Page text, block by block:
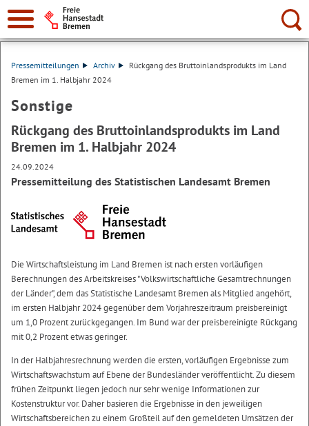
Suche:
Pressemitteilungen Archiv
Rückgang des Bruttoinlandsprodukts im Land
Bremen im 1. Halbjahr 2024
Sonstige
Rückgang des Bruttoinlandsprodukts im Land
Bremen im 1. Halbjahr 2024
24.09.2024
Pressemitteilung des Statistischen Landesamt Bremen
Die Wirtschaftsleistung im Land Bremen ist nach ersten vorläufigen
Berechnungen des Arbeitskreises "Volkswirtschaftliche Gesamtrechnungen
der Länder", dem das Statistische Landesamt Bremen als Mitglied angehört,
im ersten Halbjahr 2024 gegenüber dem Vorjahreszeitraum preisbereinigt
um 1,0 Prozent zurückgegangen. Im Bund war der preisbereinigte Rückgang
mit 0,2 Prozent etwas geringer.
In der Halbjahresrechnung werden die ersten, vorläufigen Ergebnisse zum
Wirtschaftswachstum auf Ebene der Bundesländer veröffentlicht. Zu diesem
frühen Zeitpunkt liegen jedoch nur sehr wenige Informationen zur
Kostenstruktur vor. Daher basieren die Ergebnisse in den jeweiligen
Wirtschaftsbereichen zu einem Großteil auf den gemeldeten Umsätzen der